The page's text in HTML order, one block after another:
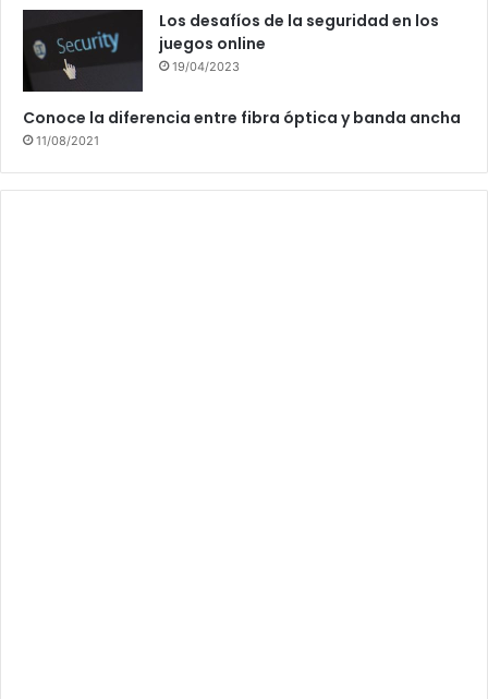
Los desafíos de la seguridad en los
juegos online
19/04/2023
Conoce la diferencia entre fibra óptica y banda ancha
11/08/2021